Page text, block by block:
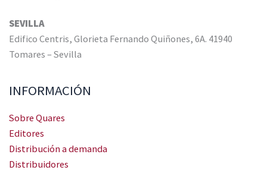
SEVILLA
Edifico Centris, Glorieta Fernando Quiñones, 6A. 41940
Tomares – Sevilla
INFORMACIÓN
Sobre Quares
Editores
Distribución a demanda
Distribuidores